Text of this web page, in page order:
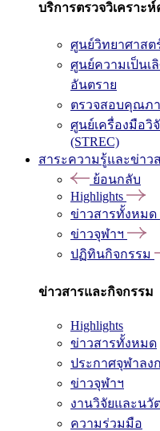
บริการตรวจวิเคราะ
ศูนย์วิทยาศาสต
ศูนย์ความเป็นเ
อันตราย
ตรวจสอบคุณภ
ศูนย์เครื่องมือวิ
(STREC)
สาระความรู้และข่าว
ย้อนกลับ
Highlights
ข่าวสารทั้งหมด
ข่าวจุฬาฯ
ปฏิทินกิจกรรม
ข่าวสารและกิจกรรม
Highlights
ข่าวสารทั้งหมด
ประกาศจุฬาล
ข่าวจุฬาฯ
งานวิจัยและนวั
ความร่วมมือ